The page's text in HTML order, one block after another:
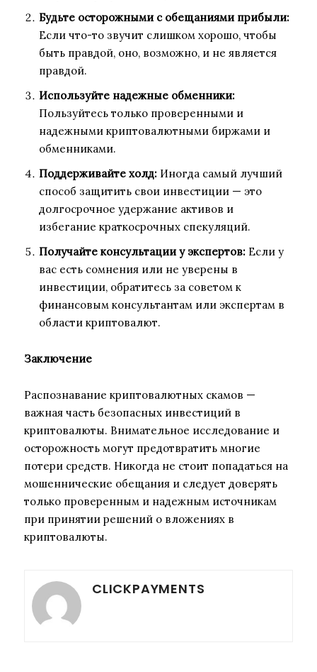
Будьте осторожными с обещаниями прибыли:
Если что-то звучит слишком хорошо, чтобы
быть правдой, оно, возможно, и не является
правдой.
Используйте надежные обменники:
Пользуйтесь только проверенными и
надежными криптовалютными биржами и
обменниками.
Поддерживайте холд: Иногда самый лучший
способ защитить свои инвестиции — это
долгосрочное удержание активов и
избегание краткосрочных спекуляций.
Получайте консультации у экспертов: Если у
вас есть сомнения или не уверены в
инвестиции, обратитесь за советом к
финансовым консультантам или экспертам в
области криптовалют.
Заключение
Распознавание криптовалютных скамов —
важная часть безопасных инвестиций в
криптовалюты. Внимательное исследование и
осторожность могут предотвратить многие
потери средств. Никогда не стоит попадаться на
мошеннические обещания и следует доверять
только проверенным и надежным источникам
при принятии решений о вложениях в
криптовалюты.
CLICKPAYMENTS